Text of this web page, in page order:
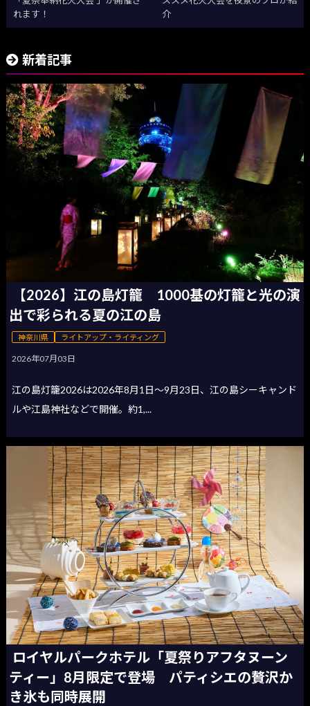
れます！
介
新着記事
【2026】江の島灯籠 1000基の灯籠と光の演
出で彩られる夏の江の島
神奈川県 ライトアップ・ライティング
2026年07月03日
江の島灯籠2026は2026年8月1日〜9月23日、江の島シーキャンド
ルや江島神社などで開催。約1,...
ロイヤルパークホテル「夏祭りアフタヌーン
ティー」8月限定で登場 パティシエの贅沢か
き氷も同時展開